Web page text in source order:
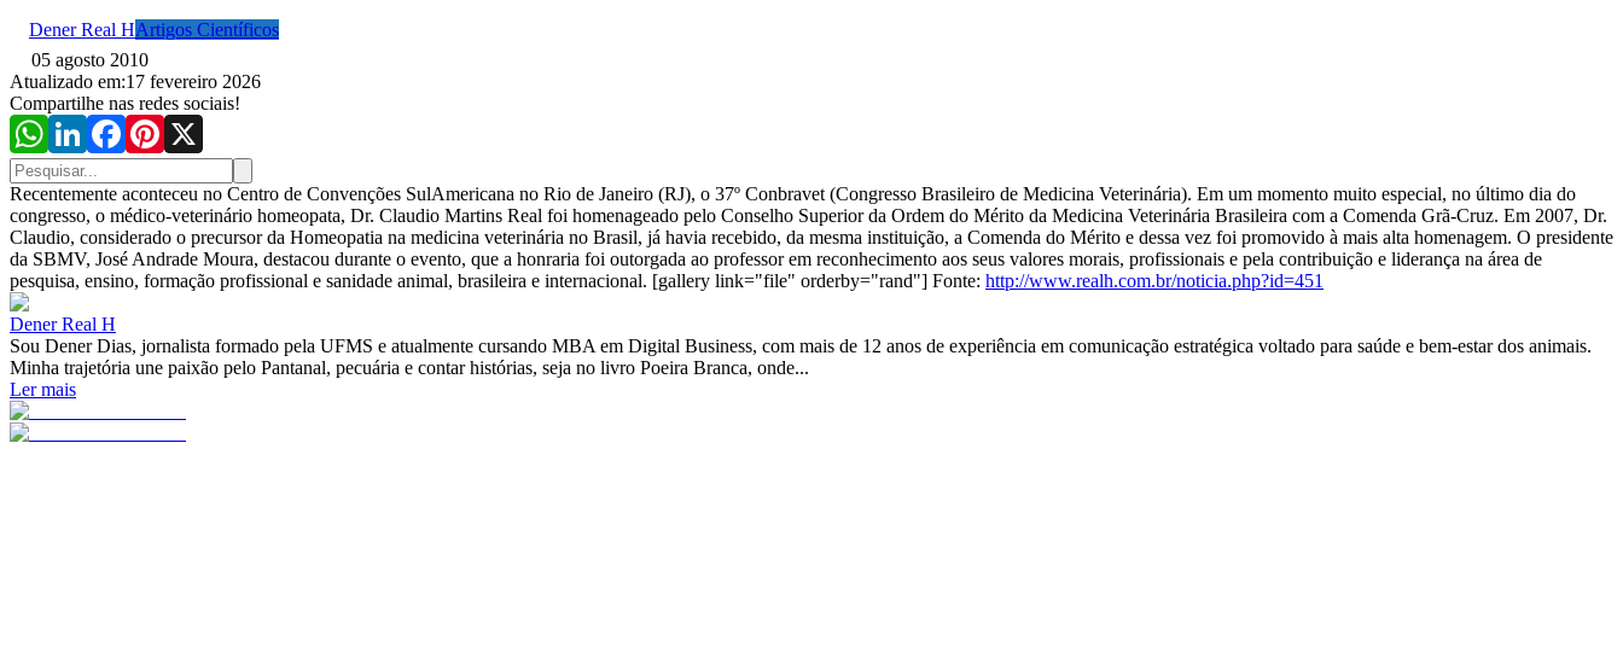
Dener Real HArtigos Científicos
05 agosto 2010
Atualizado em:17 fevereiro 2026
Compartilhe nas redes sociais!
Recentemente aconteceu no Centro de Convenções SulAmericana no Rio de Janeiro (RJ), o 37º Conbravet (Congresso Brasileiro de Medicina Veterinária). Em um momento muito especial, no último dia do
congresso, o médico-veterinário homeopata, Dr. Claudio Martins Real foi homenageado pelo Conselho Superior da Ordem do Mérito da Medicina Veterinária Brasileira com a Comenda Grã-Cruz. Em 2007, Dr.
Claudio, considerado o precursor da Homeopatia na medicina veterinária no Brasil, já havia recebido, da mesma instituição, a Comenda do Mérito e dessa vez foi promovido à mais alta homenagem. O presidente
da SBMV, José Andrade Moura, destacou durante o evento, que a honraria foi outorgada ao professor em reconhecimento aos seus valores morais, profissionais e pela contribuição e liderança na área de
pesquisa, ensino, formação profissional e sanidade animal, brasileira e internacional. [gallery link="file" orderby="rand"] Fonte: http://www.realh.com.br/noticia.php?id=451
Dener Real H
Sou Dener Dias, jornalista formado pela UFMS e atualmente cursando MBA em Digital Business, com mais de 12 anos de experiência em comunicação estratégica voltado para saúde e bem-estar dos animais.
Minha trajetória une paixão pelo Pantanal, pecuária e contar histórias, seja no livro Poeira Branca, onde...
Ler mais